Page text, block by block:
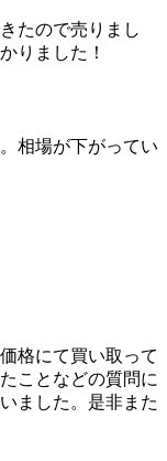
たので売りまし
りました！
相場が下がってい
格にて買い取って
ことなどの質問に
ました。是非また